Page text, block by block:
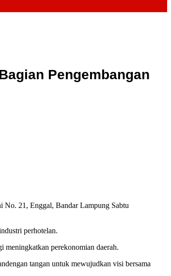
Pengembangan
21, Enggal, Bandar Lampung Sabtu
perhotelan.
meningkatkan perekonomian daerah.
tangan untuk mewujudkan visi bersama